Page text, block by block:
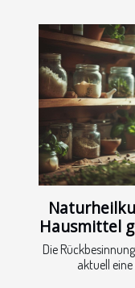
Hausmittel
Die
aktuell eine